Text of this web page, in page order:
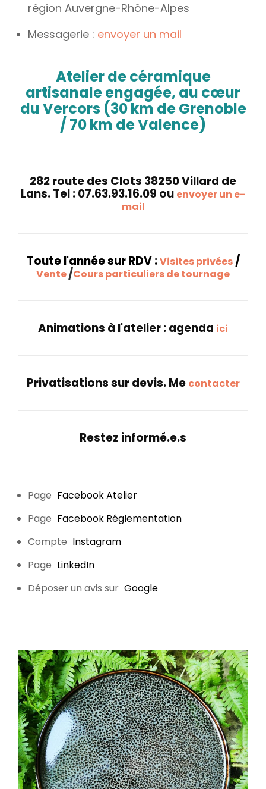
région Auvergne-Rhône-Alpes
Messagerie : envoyer un mail
Atelier de céramique
artisanale engagée, au cœur
du Vercors (30 km de Grenoble
/ 70 km de Valence)
282 route des Clots 38250 Villard de
Lans. Tel : 07.63.93.16.09 ou envoyer un e-
mail
Toute l'année sur RDV :Visites privées/
Vente/Cours particuliers de tournage
Animations à l'atelier : agenda ici
Privatisations sur devis. Me contacter
Restez informé.e.s
Page Facebook Atelier
Page Facebook Réglementation
Compte Instagram
Page LinkedIn
Déposer un avis sur Google